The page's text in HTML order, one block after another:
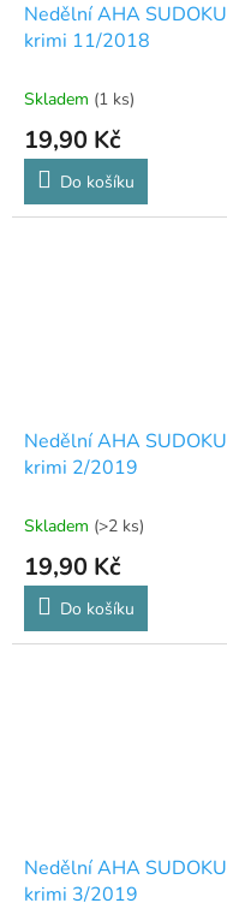
Nedělní AHA SUDOKU
krimi 11/2018
Skladem (1 ks)
19,90 Kč
Do košíku
Nedělní AHA SUDOKU
krimi 2/2019
Skladem (>2 ks)
19,90 Kč
Do košíku
Nedělní AHA SUDOKU
krimi 3/2019